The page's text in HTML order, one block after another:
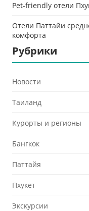
Pet-friendly отели
Отели Паттайи
комфорта
Рубрики
Новости
Таиланд
Курорты и регионы
Бангкок
Паттайя
Пхукет
Экскурсии